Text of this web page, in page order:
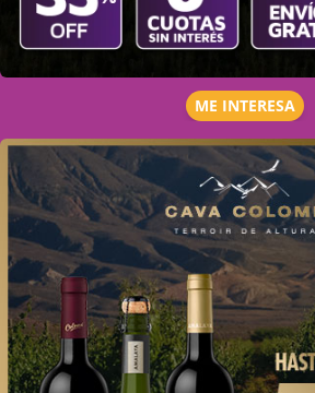
ME INTERESA